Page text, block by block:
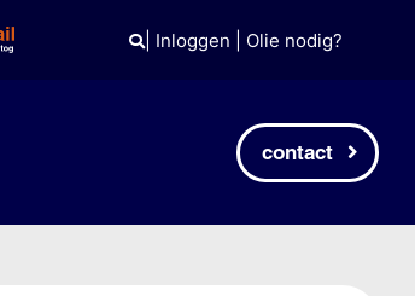
| Inloggen Olie nodig?
contact